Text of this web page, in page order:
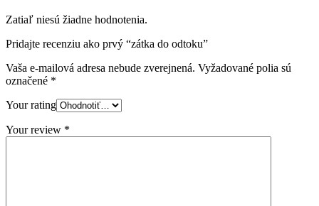
Zatiaľ niesú žiadne hodnotenia.
Pridajte recenziu ako prvý “zátka do odtoku”
Vaša e-mailová adresa nebude zverejnená. Vyžadované polia sú
označené *
Your rating
Your review *